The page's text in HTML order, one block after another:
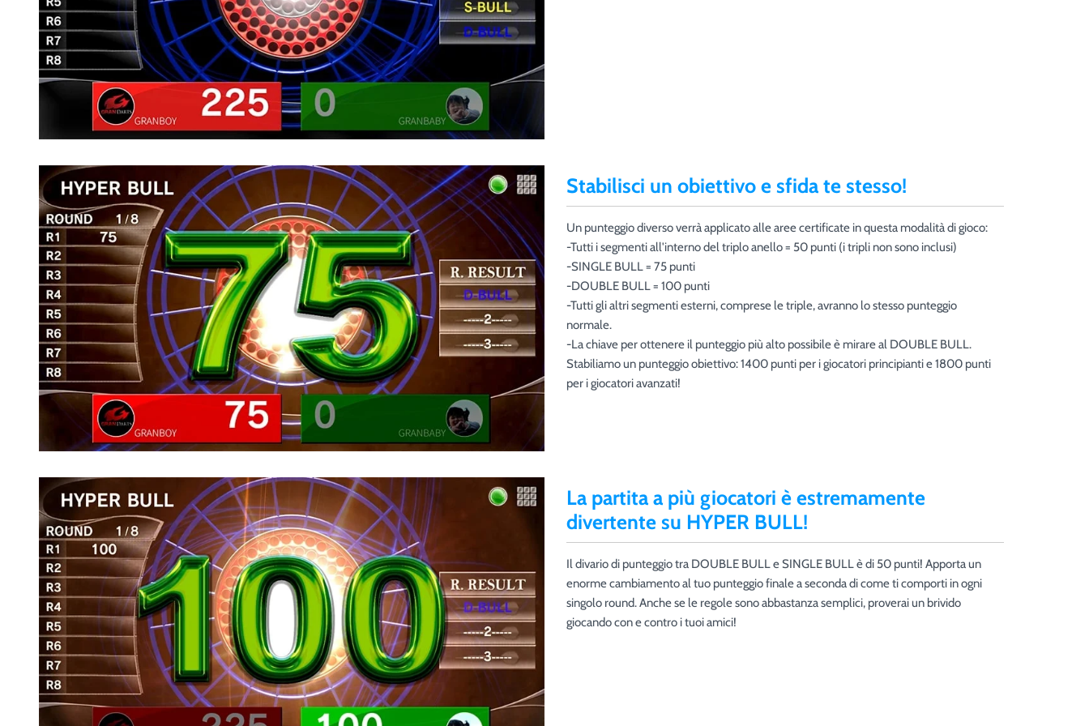
Stabilisci un obiettivo e sfida te stesso!
Un punteggio diverso verrà applicato alle aree certificate in questa modalità di gioco:
-Tutti i segmenti all'interno del triplo anello = 50 punti (i tripli non sono inclusi)
-SINGLE BULL = 75 punti
-DOUBLE BULL = 100 punti
-Tutti gli altri segmenti esterni, comprese le triple, avranno lo stesso punteggio
normale.
-La chiave per ottenere il punteggio più alto possibile è mirare al DOUBLE BULL.
Stabiliamo un punteggio obiettivo: 1400 punti per i giocatori principianti e 1800 punti
per i giocatori avanzati!
La partita a più giocatori è estremamente
divertente su HYPER BULL!
Il divario di punteggio tra DOUBLE BULL e SINGLE BULL è di 50 punti! Apporta un
enorme cambiamento al tuo punteggio finale a seconda di come ti comporti in ogni
singolo round. Anche se le regole sono abbastanza semplici, proverai un brivido
giocando con e contro i tuoi amici!